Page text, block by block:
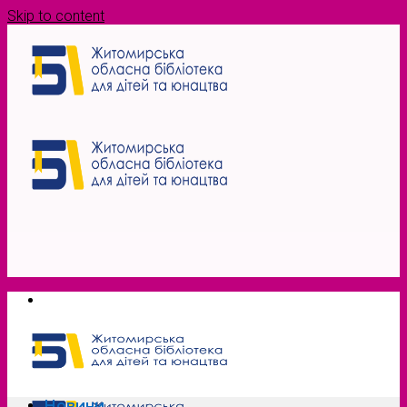
Skip to content